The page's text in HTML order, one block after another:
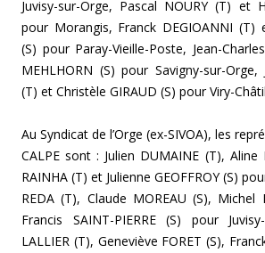
Juvisy-sur-Orge, Pascal NOURY (T) et
pour Morangis, Franck DEGIOANNI (T)
(S) pour Paray-Vieille-Poste, Jean-
MEHLHORN (S) pour Savigny-sur-Orge,
(T) et Christèle GIRAUD (S) pour Viry-
Au Syndicat de l’Orge (ex-SIVOA), les
CALPE sont : Julien DUMAINE (T), Aline
RAINHA (T) et Julienne GEOFFROY (S)
REDA (T), Claude MOREAU (S), Michel
Francis SAINT-PIERRE (S) pour
LALLIER (T), Geneviève FORET (S),